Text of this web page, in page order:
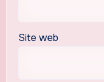
Site web